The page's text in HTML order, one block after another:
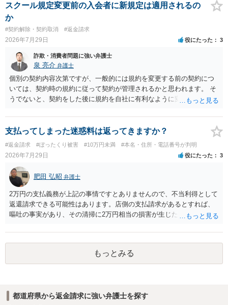
スクール規定変更前の入会者に新規定は適用されるの
か
#契約解除・契約取消 #返金請求
2026年7月29日 役にたった 3
詐欺・消費者問題に強い弁護士
泉 亮介 弁護士
個別の契約内容次第ですが、一般的には規約を変更する前の契約につ
いては、契約時の規約に従って契約が管理されるかと思われます。 そ
うでないと、契約をした後に規約を自社に有利なように変更し、それ
る場合があるかと思われます。
支払ってしまった迷惑料は返ってきますか？
#返金請求 #ぼったくり被害 #10万円未満 #本名・住所・電話番号が判明
2026年7月29日 役にたった 3
肥田 弘昭 弁護士
2万円の支払義務が上記の事情ですとありませんので、不当利得として
返還請求できる可能性はあります。店側の支払請求があるとすれば、
嘔吐の事実があり、その清掃に2万円相当の損害が生じた場合です。ご
もっとみる
都道府県から返金請求に強い弁護士を探す